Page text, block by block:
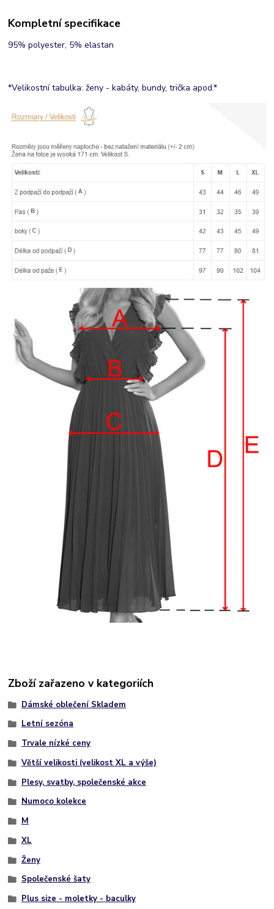
Kompletní specifikace
95% polyester, 5% elastan
*Velikostní tabulka: ženy - kabáty, bundy, trička apod.*
Zboží zařazeno v kategoriích
Dámské oblečení Skladem
Letní sezóna
Trvale nízké ceny
Větší velikosti (velikost XL a výše)
Plesy, svatby, společenské akce
Numoco kolekce
M
XL
Ženy
Společenské šaty
Plus size - moletky - baculky